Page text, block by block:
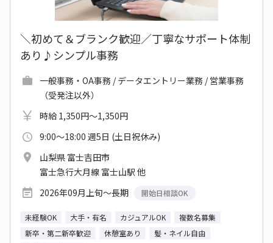
＼初めて＆ブランク歓迎／丁寧なサポート体制
あり♪シンプル事務
一般事務・OA事務 / データエントリー業務 / 営業事務
（受発注以外）
時給 1,350円～1,350円
9:00～18:00 週5日 (土日祝休み)
山梨県 富士吉田市
富士急行大月線 富士山駅 他
2026年09月上旬～長期
開始日相談OK
未経験OK 大手・有名 カジュアルOK
複数名募集
新卒・第二新卒歓迎
休憩室あり
髪・ネイル自由